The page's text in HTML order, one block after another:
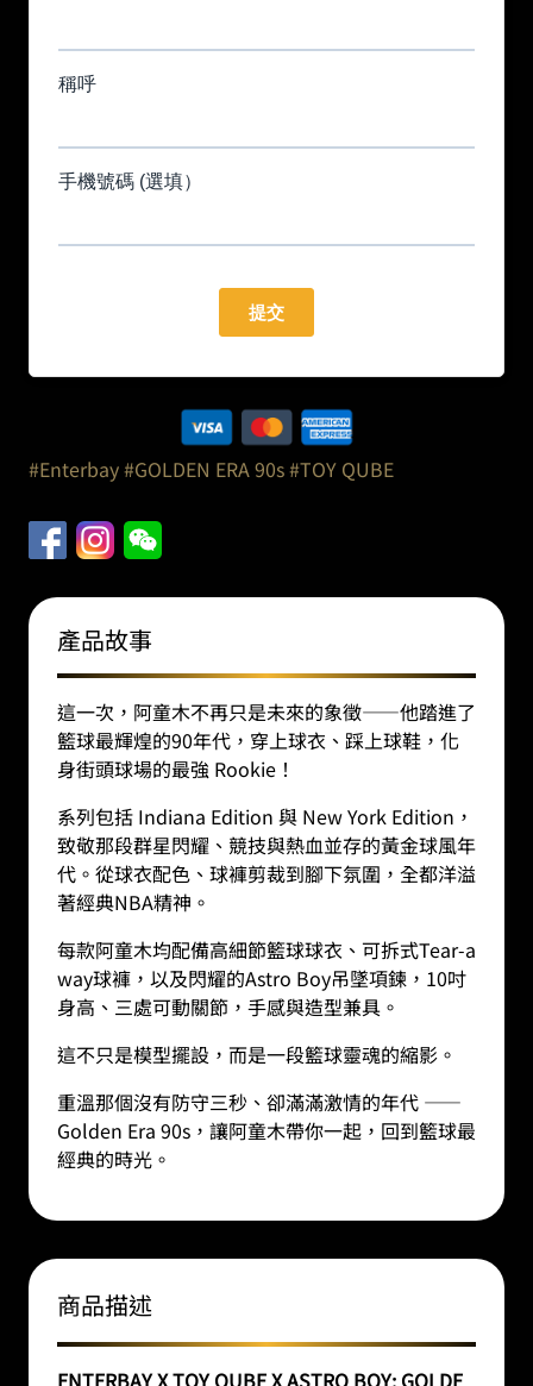
#Enterbay#GOLDEN ERA 90s#TOY QUBE
產品故事
這一次，阿童木不再只是未來的象徵——他踏進了
籃球最輝煌的90年代，穿上球衣、踩上球鞋，化
身街頭球場的最強 Rookie！
系列包括 Indiana Edition 與 New York Edition，
致敬那段群星閃耀、競技與熱血並存的黃金球風年
代。從球衣配色、球褲剪裁到腳下氛圍，全都洋溢
著經典NBA精神。
每款阿童木均配備高細節籃球球衣、可拆式Tear-a
way球褲，以及閃耀的Astro Boy吊墜項鍊，10吋
身高、三處可動關節，手感與造型兼具。
這不只是模型擺設，而是一段籃球靈魂的縮影。
重溫那個沒有防守三秒、卻滿滿激情的年代 ——
Golden Era 90s ，讓阿童木帶你一起，回到籃球最
經典的時光。
商品描述
ENTERBAY X TOY QUBE X ASTRO BOY: GOLDE